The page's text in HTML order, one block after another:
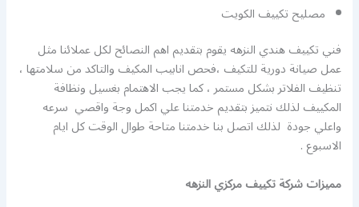
مصليح تكييف الكويت
فني تكييف هندي النزهه يقوم بتقديم اهم النصائح لكل عملائنا مثل
عمل صيانة دورية للتكيف ،فحص انابيب المكيف والتاكد من سلامتها ،
تنظيف الفلاتر بشكل مستمر ، كما يجب الاهتمام بغسيل ونظافة
المكييف لذلك نتميز بتقديم خدمتنا علي اكمل وجة واقصي سرعه
واعلي جودة لذلك اتصل بنا خدمتنا متاحة طوال الوقت كل ايام
الاسبوع .
مميزات شركة تكييف مركزي النزهه